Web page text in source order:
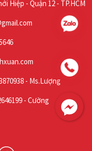
Hiệp - Quận 12 - TP.HCM
- Ms.Lượng
- Cường